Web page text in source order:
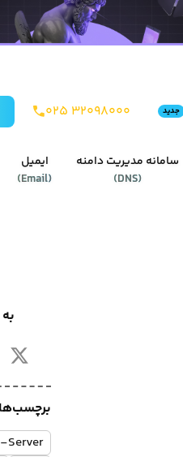
جدید ۰۲۵ ۳۲۰۹۸۰۰۰
ایمیل
(
Email
)
سامانه مدیریت دامنه
(
DNS
)
Server